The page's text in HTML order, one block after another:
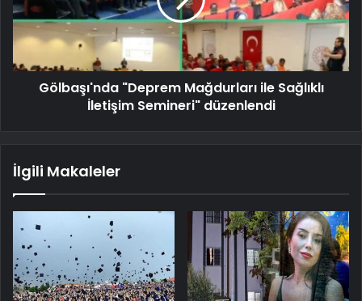
Gölbaşı'nda "Deprem Mağdurları ile Sağlıklı
İletişim Semineri" düzenlendi
İlgili Makaleler